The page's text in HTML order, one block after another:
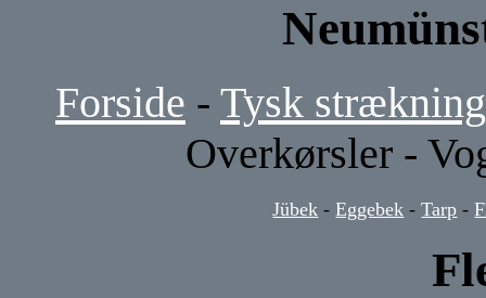
Forside - Tysk
Overkørsler -
Jübek -Eggebek -Tarp -